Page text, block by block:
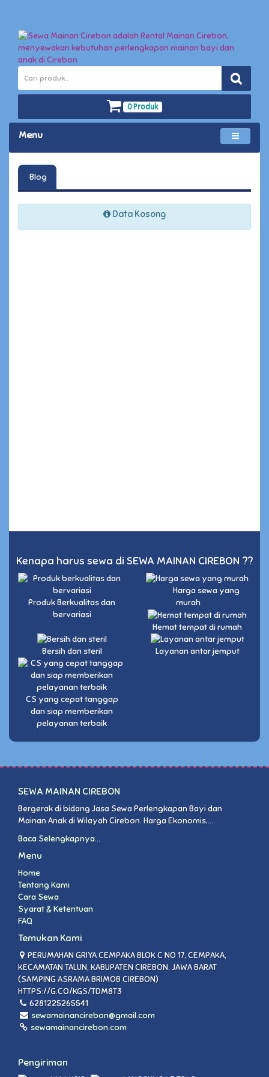
0 Produk
Menu
Blog
Data Kosong
Kenapa harus sewa di SEWA MAINAN CIREBON ??
Produk Berkualitas dan
bervariasi
Harga sewa yang
murah
Hemat tempat di rumah
Bersih dan steril Layanan antar jemput
CS yang cepat tanggap
dan siap memberikan
pelayanan terbaik
SEWA MAINAN CIREBON
Bergerak di bidang Jasa Sewa Perlengkapan Bayi dan
Mainan Anak di Wilayah Cirebon. Harga Ekonomis,....
Baca Selengkapnya...
Menu
Home
Tentang Kami
Cara Sewa
Syarat & Ketentuan
FAQ
Temukan Kami
PERUMAHAN GRIYA CEMPAKA BLOK C NO 17, CEMPAKA,
KECAMATAN TALUN, KABUPATEN CIREBON, JAWA BARAT
(SAMPING ASRAMA BRIMOB CIREBON)
HTTPS://G.CO/KGS/TDM8T3
6281225265541
sewamainancirebon@gmail.com
sewamainancirebon.com
Pengiriman